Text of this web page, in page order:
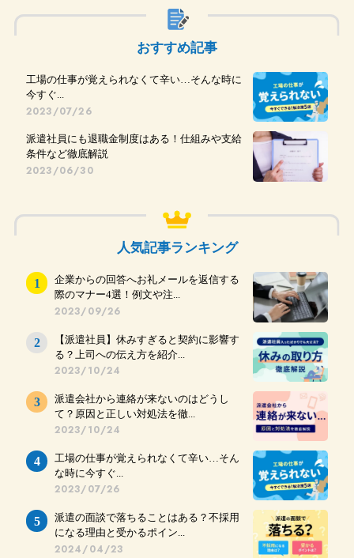
おすすめ記事
工場の仕事が覚えられなくて辛い…そんな時に
今すぐ...
2023/07/26
派遣社員にも退職金制度はある！仕組みや支給
条件など徹底解説
2023/06/30
人気記事ランキング
企業からの回答へお礼メールを返信する
際のマナー4選！例文や注...
2023/09/26
【派遣社員】休みすぎると契約に影響す
る？上司への伝え方を紹介...
2023/10/24
派遣会社から連絡が来ないのはどうし
て？原因と正しい対処法を徹...
2023/10/24
工場の仕事が覚えられなくて辛い…そん
な時に今すぐ...
2023/07/26
派遣の面談で落ちることはある？不採用
になる理由と受かるポイン...
2024/04/23